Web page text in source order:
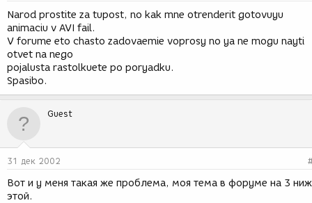
и
я
Narod prostite za tupost, no kak mne otrenderit gotovuyu
animaciu v AVI fail.
V forume eto chasto zadovaemie voprosy no ya ne mogu nayti
otvet na nego
pojalusta rastolkuete po poryadku.
Spasibo.
Guest
31 дек 2002
Вот и у меня такая же проблема, моя тема в форуме на 3
этой.